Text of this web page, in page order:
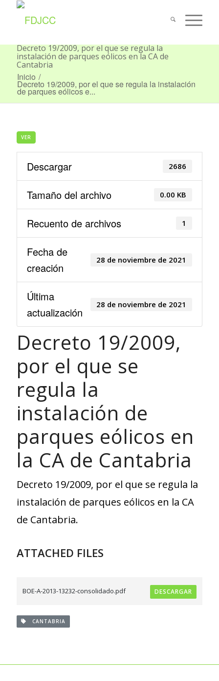
Decreto 19/2009, por el que se regula la
instalación de parques eólicos en la CA de
Cantabria
Inicio /
Decreto 19/2009, por el que se regula la instalación
de parques eólicos e...
VER
Descargar 2686
Tamaño del archivo 0.00 KB
Recuento de archivos 1
Fecha de
creación
28 de noviembre de 2021
Última
actualización
28 de noviembre de 2021
Decreto 19/2009,
por el que se
regula la
instalación de
parques eólicos en
la CA de Cantabria
Decreto 19/2009, por el que se regula la
instalación de parques eólicos en la CA
de Cantabria.
ATTACHED FILES
BOE-A-2013-13232-consolidado.pdf DESCARGAR
CANTABRIA